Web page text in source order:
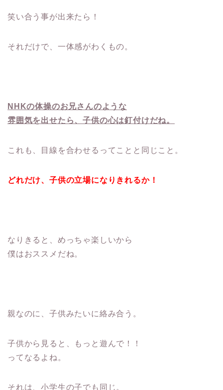
笑い合う事が出来たら！
それだけで、一体感がわくもの。
NHKの体操のお兄さんのような
雰囲気を出せたら、子供の心は釘付けだね。
これも、目線を合わせるってことと同じこと。
どれだけ、子供の立場になりきれるか！
なりきると、めっちゃ楽しいから
僕はおススメだね。
親なのに、子供みたいに絡み合う。
子供から見ると、もっと遊んで！！
ってなるよね。
それは、小学生の子でも同じ。